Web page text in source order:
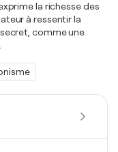
la richesse des
à ressentir la
comme une